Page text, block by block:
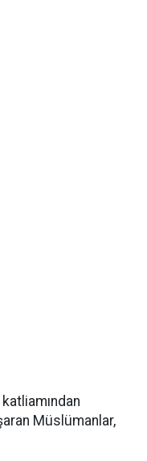
Müslümanlar,